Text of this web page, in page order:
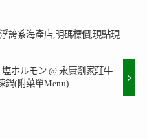
誇系海產店,明碼標價,現點現
ホルモン @ 永康劉家莊牛
鍋(附菜單Menu)